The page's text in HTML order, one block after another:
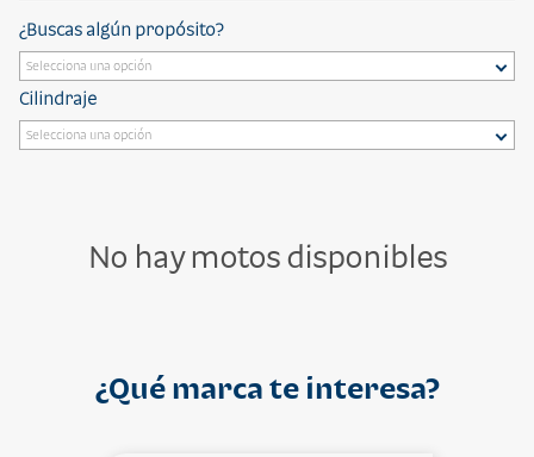
¿Buscas algún propósito?
Cilindraje
No hay motos disponibles
¿Qué marca te interesa?